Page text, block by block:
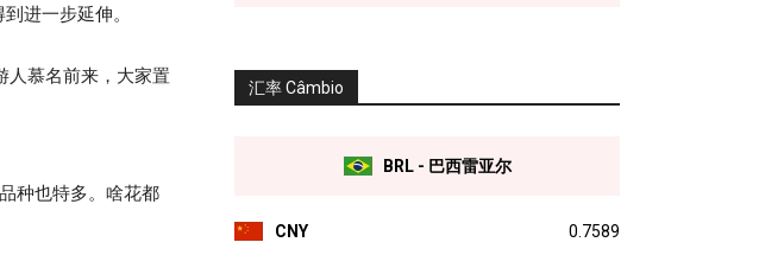
进一步延伸。
人慕名前来，大家置
种也特多。啥花都
汇率 Câmbio
BRL - 巴西雷亚尔
CNY 0.7589